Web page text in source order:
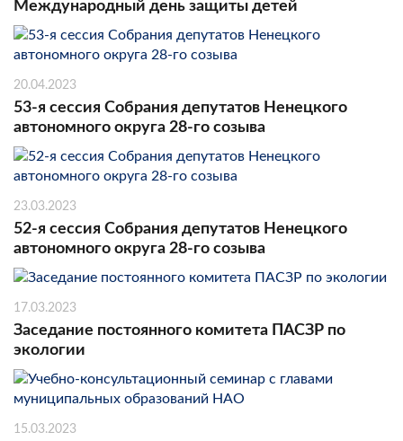
Международный день защиты детей
20.04.2023
53-я сессия Собрания депутатов Ненецкого
автономного округа 28-го созыва
23.03.2023
52-я сессия Собрания депутатов Ненецкого
автономного округа 28-го созыва
17.03.2023
Заседание постоянного комитета ПАСЗР по
экологии
15.03.2023